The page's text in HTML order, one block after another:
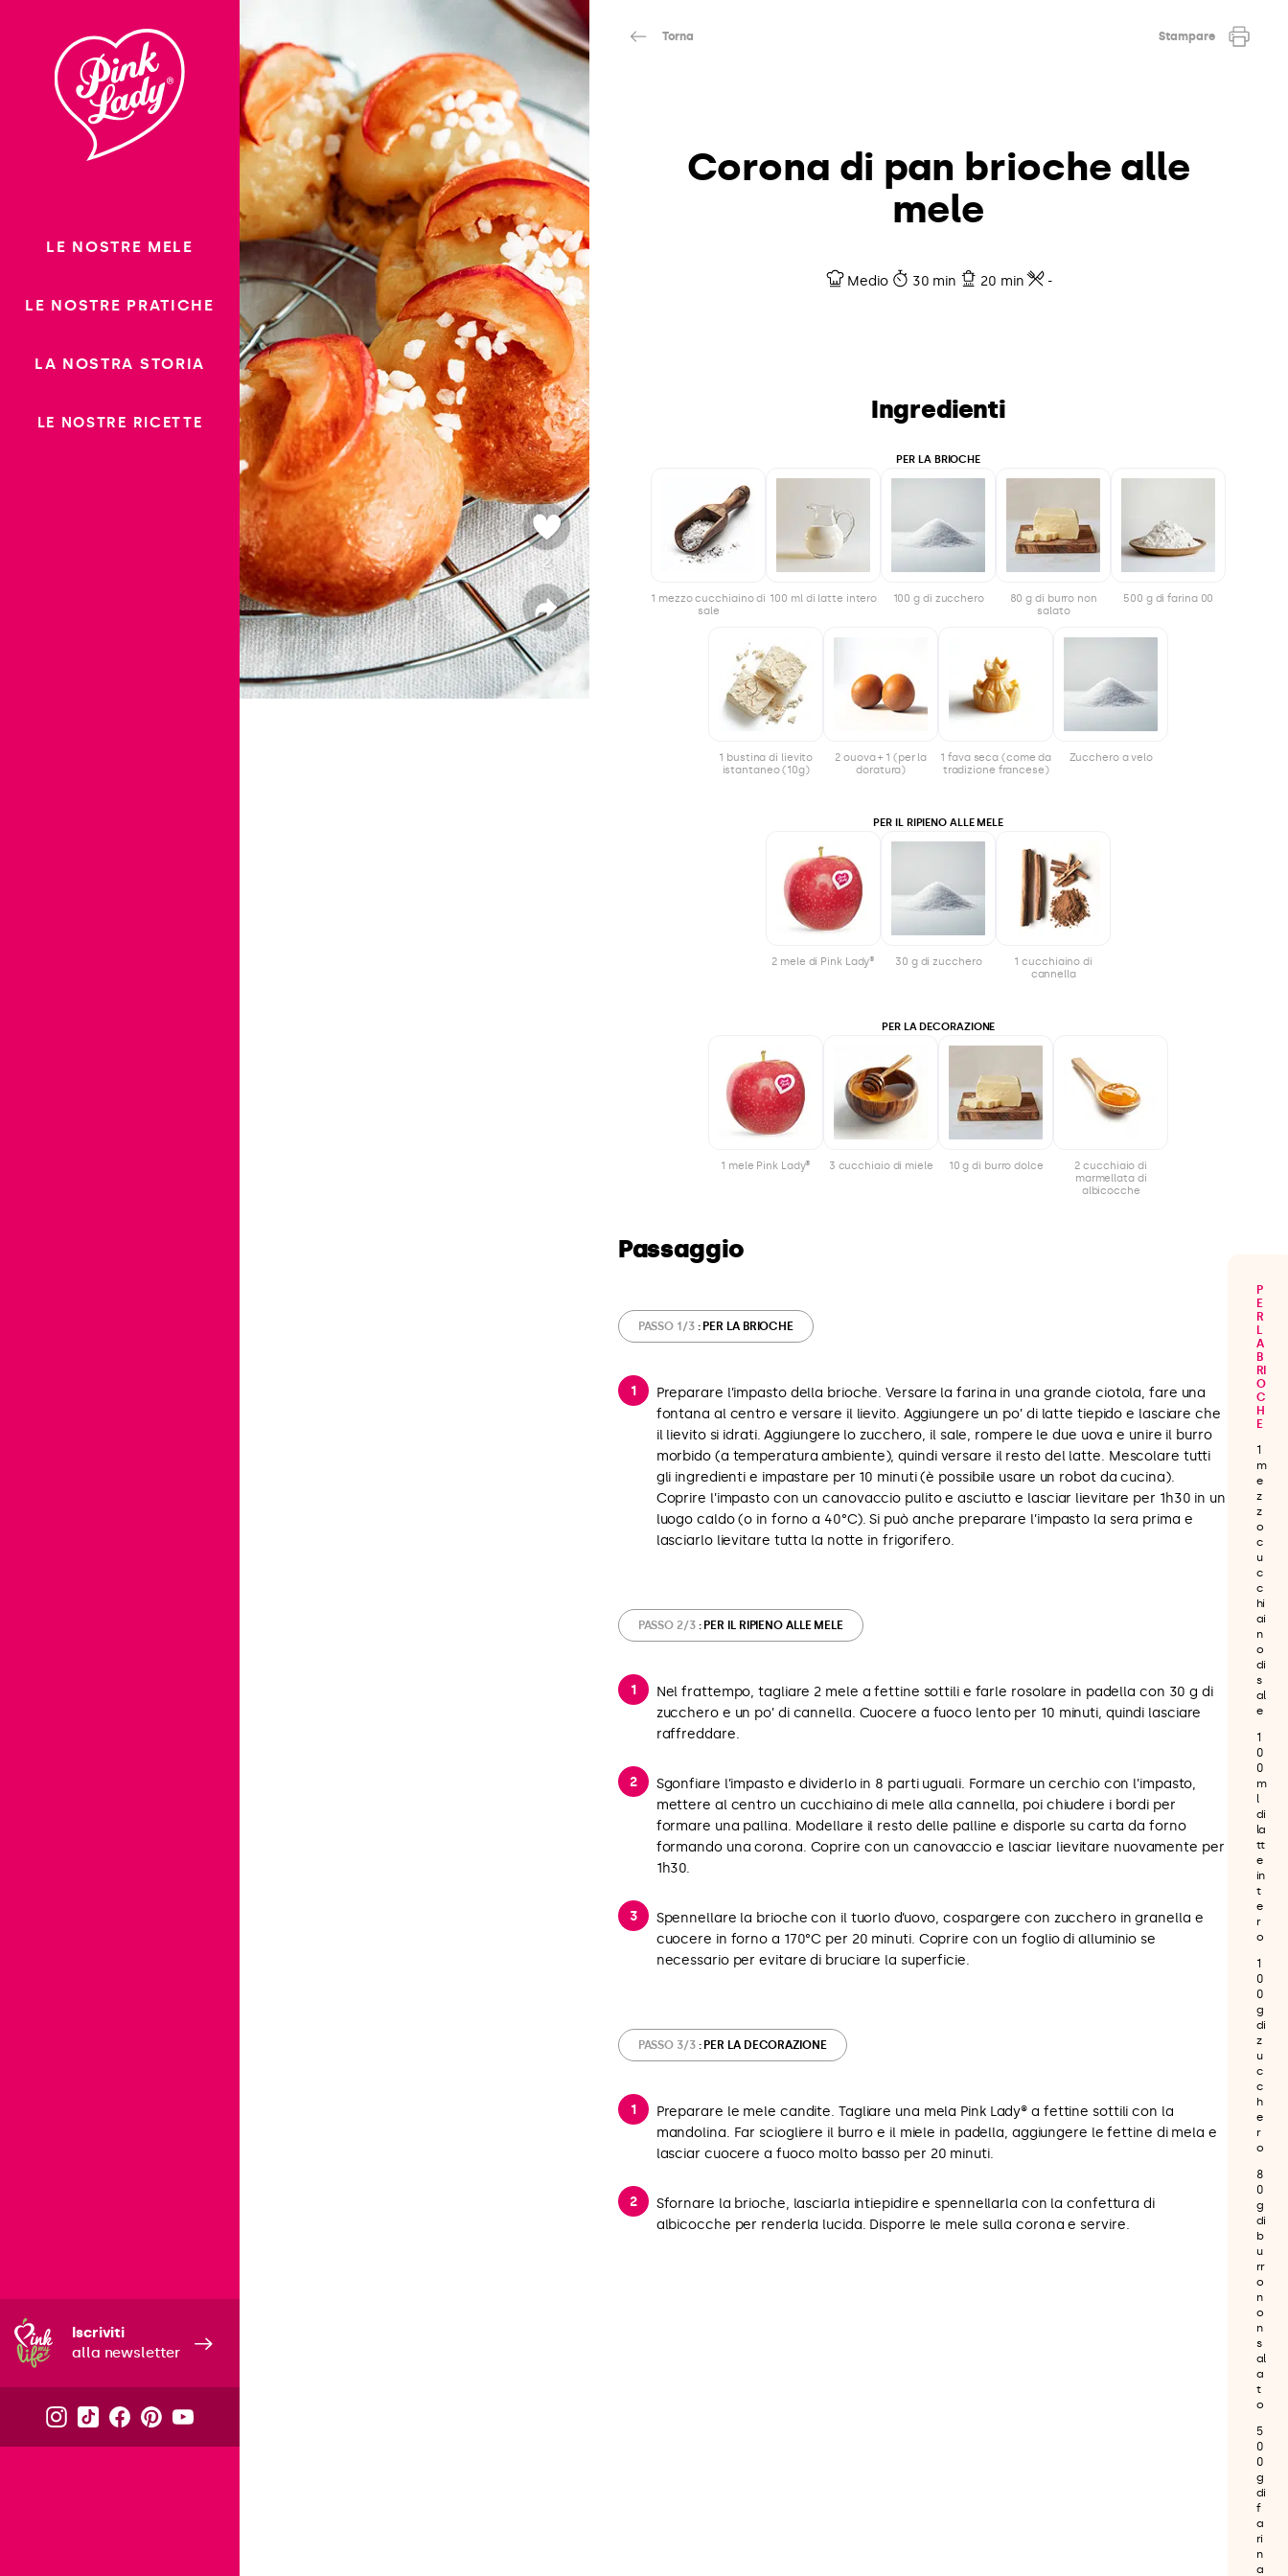
contenuto
LE NOSTRE MELE
LE NOSTRE PRATICHE
LA NOSTRA STORIA
LE NOSTRE RICETTE
Iscriviti
alla newsletter
2v
o
t
i
C
o
n
d
i
Torna Stampare
Corona di pan brioche alle
mele
Medio 30 min 20 min -
Ingredienti
PER LA BRIOCHE
1 mezzo cucchiaino di
sale
100 ml di latte intero 100 g di zucchero
80 g di burro non
salato
500 g di farina 00
1 bustina di lievito
istantaneo (10g)
2 ouova + 1 (per la
doratura)
1 fava seca (come da
tradizione francese)
Zucchero a velo
PER IL RIPIENO ALLE MELE
2 mele di Pink Lady® 30 g di zucchero
1 cucchiaino di
cannella
PER LA DECORAZIONE
1 mele Pink Lady® 3 cucchiaio di miele 10 g di burro dolce
2 cucchiaio di
marmellata di
albicocche
Passaggio
PASSO 1/3: PER LA BRIOCHE
Preparare l’impasto della brioche. Versare la farina in una grande ciotola, fare una
fontana al centro e versare il lievito. Aggiungere un po’ di latte tiepido e lasciare che
il lievito si idrati. Aggiungere lo zucchero, il sale, rompere le due uova e unire il burro
morbido (a temperatura ambiente), quindi versare il resto del latte. Mescolare tutti
gli ingredienti e impastare per 10 minuti (è possibile usare un robot da cucina).
Coprire l’impasto con un canovaccio pulito e asciutto e lasciar lievitare per 1h30 in un
luogo caldo (o in forno a 40°C). Si può anche preparare l’impasto la sera prima e
lasciarlo lievitare tutta la notte in frigorifero.
PASSO 2/3: PER IL RIPIENO ALLE MELE
Nel frattempo, tagliare 2 mele a fettine sottili e farle rosolare in padella con 30 g di
zucchero e un po’ di cannella. Cuocere a fuoco lento per 10 minuti, quindi lasciare
raffreddare.
Sgonfiare l’impasto e dividerlo in 8 parti uguali. Formare un cerchio con l’impasto,
mettere al centro un cucchiaino di mele alla cannella, poi chiudere i bordi per
formare una pallina. Modellare il resto delle palline e disporle su carta da forno
formando una corona. Coprire con un canovaccio e lasciar lievitare nuovamente per
1h30.
Spennellare la brioche con il tuorlo d’uovo, cospargere con zucchero in granella e
cuocere in forno a 170°C per 20 minuti. Coprire con un foglio di alluminio se
necessario per evitare di bruciare la superficie.
PASSO 3/3: PER LA DECORAZIONE
Preparare le mele candite. Tagliare una mela Pink Lady® a fettine sottili con la
mandolina. Far sciogliere il burro e il miele in padella, aggiungere le fettine di mela e
lasciar cuocere a fuoco molto basso per 20 minuti.
Sfornare la brioche, lasciarla intiepidire e spennellarla con la confettura di
albicocche per renderla lucida. Disporre le mele sulla corona e servire.
P
E
R
L
A
B
RI
O
C
H
E
1
m
e
z
z
o
c
u
c
c
hi
ai
n
o
di
s
al
e
1
0
0
m
l
di
la
tt
e
in
t
e
r
o
1
0
0
g
di
z
u
c
c
h
e
r
o
8
0
g
di
b
u
rr
o
n
o
n
s
al
a
t
o
5
0
0
g
di
f
a
ri
n
a